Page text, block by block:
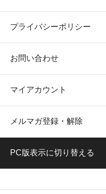
プライバシーポリシー
お問い合わせ
マイアカウント
メルマガ登録・解除
PC版表示に切り替える